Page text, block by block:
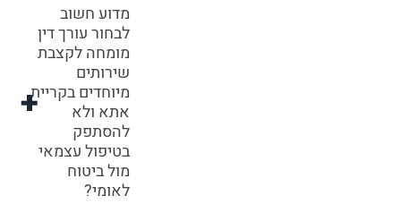
מדוע חשוב
לבחור עורך דין
מומחה לקצבת
שירותים
מיוחדים בקריית
אתא ולא
להסתפק
בטיפול עצמאי
מול ביטוח
לאומי?